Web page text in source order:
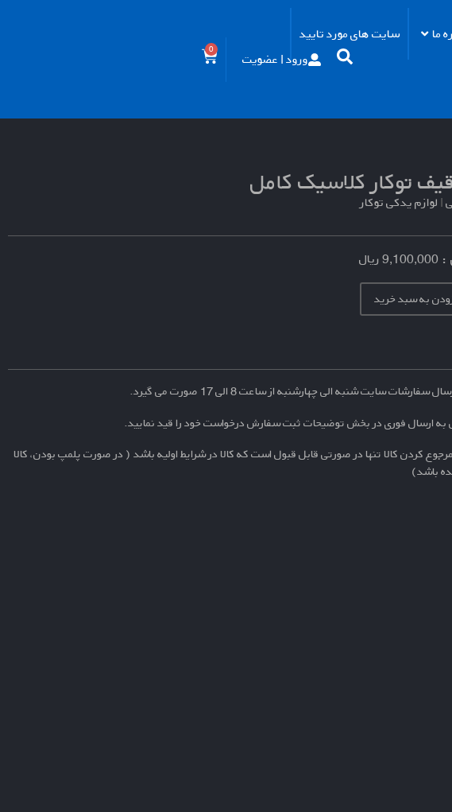
ما سایت های مورد تایید
ورود | عضویت
0
توکار کلاسیک کامل
| لوازم یدکی توکار
:
9,100,000ریال
به سبد خرید
سفارشات سایت شنبه الی چهارشنبه از ساعت 8 الی 17 صورت می گیرد.
به ارسال فوری در بخش توضیحات ثبت سفارش درخواست خود را قید نمایید.
کردن کالا تنها در صورتی قابل قبول است که کالا در شرایط اولیه باشد ( در صورت پلمپ بودن، کالا
باشد)